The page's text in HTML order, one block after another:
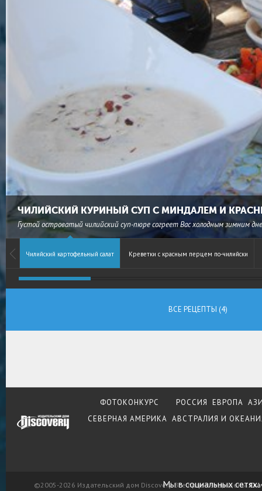
ЧИЛИЙСКИЙ КУРИНЫЙ СУП С МИНДАЛЕМ И
Густой островатый чилийский суп-пюре согреет Вас холодным зимним
Чилийский картофельный салат Креветки с красным перцем по-чилийски
ВСЕ РЕЦЕПТЫ (4)
ФОТОКОНКУРС РОССИЯ ЕВРОПА
СЕВЕРНАЯ АМЕРИКА АВСТРАЛИЯ И
©2005-2026 Издательский дом Discovery. Все права защищены.
Мы в социальных сетях: